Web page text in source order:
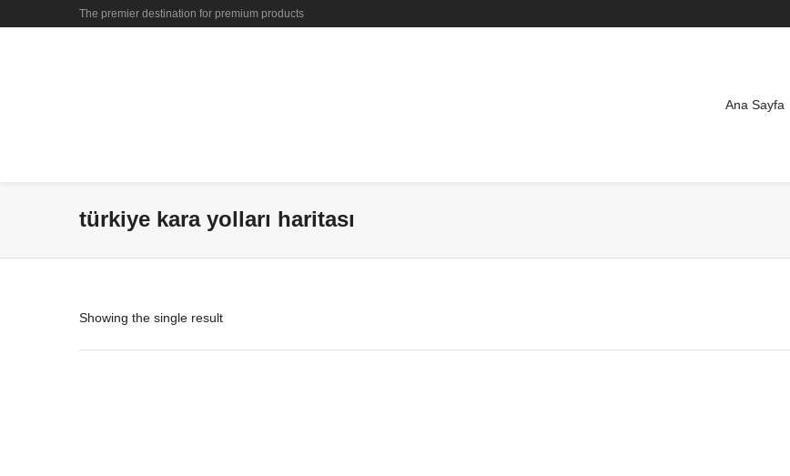
The premier destination for premium products
Ana Sayfa
türkiye kara yolları haritası
Showing the single result